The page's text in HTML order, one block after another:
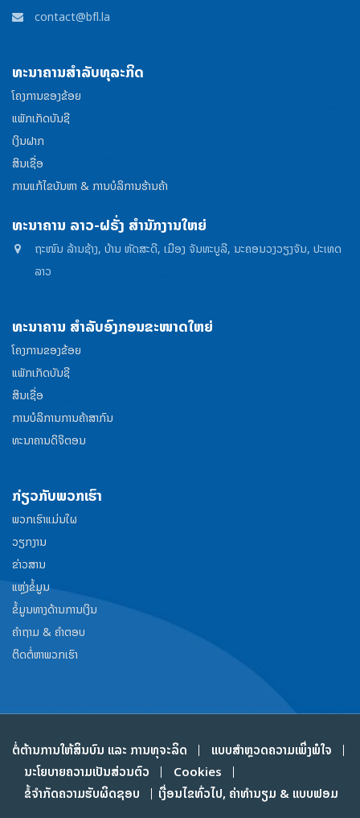
contact@bfl.la
ທະນາຄານສຳລັບທຸລະກິດ
ໂຄງການຂອງຂ້ອຍ
ແພັກເກັດບັນຊີ
ເງິນຝາກ
ສິນເຊື່ອ
ການແກ້ໄຂບັນຫາ & ການບໍລິການຮ້ານຄ້າ
ທະນາຄານ ລາວ-ຝຣັ່ງ ສໍານັກງານໃຫຍ່
ຖະໜົນ ລ້ານຊ້າງ, ບ້ານ ຫັດສະດີ, ເມືອງ ຈັນທະບູລີ, ນະຄອນວງວຽງຈັນ, ປະເທດ
ລາວ
ທະນາຄານ ສໍາລັບອົງກອນຂະໜາດໃຫຍ່
ໂຄງການຂອງຂ້ອຍ
ແພັກເກັດບັນຊີ
ສິນເຊື່ອ
ການບໍລິການການຄ້າສາກົນ
ທະນາຄານດິຈິຕອນ
ກ່ຽວກັບພວກເຮົາ
ພວກເຮົາແມ່ນໃຜ
ວຽກງານ
ຂ່າວສານ
ແຫຼ່ງຂໍ້ມູນ
ຂໍ້ມູນທາງດ້ານການເງິນ
ຄໍາຖາມ & ຄໍາຕອບ
ຕິດຕໍ່ຫາພວກເຮົາ
ຕໍ່ຕ້ານການໃຫ້ສິນບົນ ແລະ ການທຸຈະລິດ
ແບບສໍາຫຼວດຄວາມເພິ່ງພໍໃຈ
ນະໂຍບາຍຄວາມເປັນສ່ວນຕົວ
Cookies
ຂໍ້ຈໍາກັດຄວາມຮັບຜິດຊອບ
ເງື່ອນໄຂທົ່ວໄປ, ຄ່າທໍານຽມ & ແບບຟອມ